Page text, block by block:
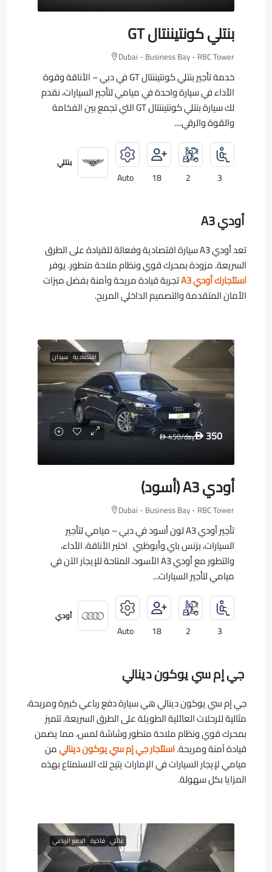
بنتلي كونتيننتال GT
Dubai - Business Bay - RBC Tower
خدمة تأجير بنتلي كونتيننتال GT في دبي – الأناقة وقوة
الأداء في سيارة واحدة في ميامي لتأجير السيارات، نقدم
لك سيارة بنتلي كونتيننتال GT التي تجمع بين الفخامة
والقوة والرقي....
3
2
18
Auto
بنتلي
أودي A3
تعد أودي A3 سيارة اقتصادية وفعالة للقيادة على الطرق
السريعة. مزودة بمحرك قوي ونظام ملاحة متطور. يوفر
استئجارك أودي A3
تجربة قيادة مريحة وآمنة بفضل ميزات
الأمان المتقدمة والتصميم الداخلي المريح.
اقتصادية سيدان
D 350
D450/day
أودي A3 (أسود)
Dubai - Business Bay - RBC Tower
تأجير أودي A3 لون أسود في دبي – ميامي لتأجير
السيارات، بزنس باي وأبوظبي اختبر الأناقة، الأداء،
والتطور مع أودي A3 الأسود، المتاحة للإيجار الآن في
ميامي لتأجير السيارات...
3
2
18
Auto
أودي
جي إم سي يوكون دينالي
جي إم سي يوكون دينالي هي سيارة دفع رباعي كبيرة ومريحة،
مثالية للرحلات العائلية الطويلة على الطرق السريعة. تتميز
بمحرك قوي ونظام ملاحة متطور وشاشة لمس، مما يضمن
قيادة آمنة ومريحة.استئجار جي إم سي يوكون ديناليمن
ميامي لإيجار السيارات في الإمارات يتيح لك الاستمتاع بهذه
المزايا بكل سهولة.
عائلي فاخرة الدفع الرباعي